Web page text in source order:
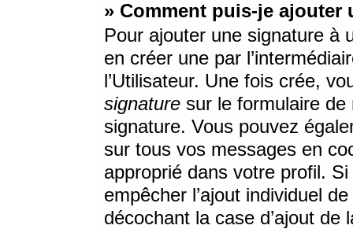
» Comment puis-je ajouter
Pour ajouter une signature à
en créer une par
l’Utilisateur. Une fois crée,
signature sur le formulaire de
signature. Vous pouvez
sur tous vos messages en
approprié dans votre profil.
empêcher l’ajout individuel
décochant la case d’ajout